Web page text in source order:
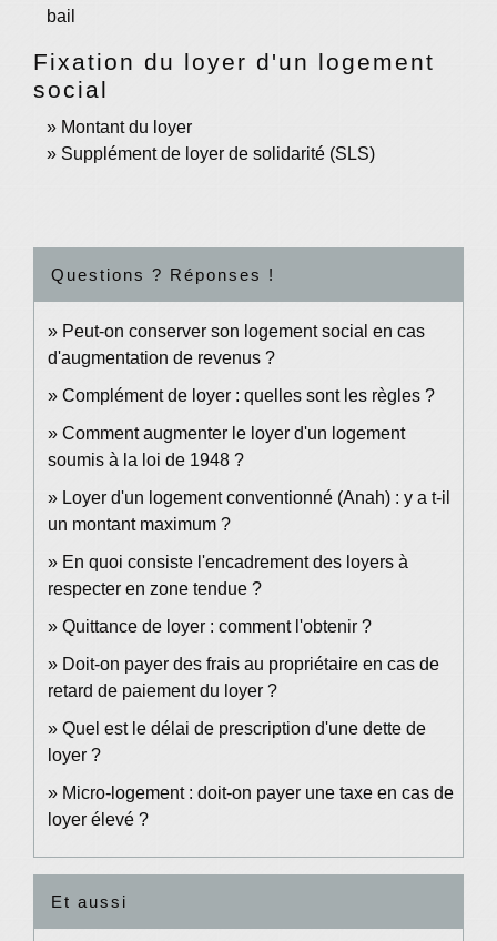
bail
Fixation du loyer d'un logement
social
Montant du loyer
Supplément de loyer de solidarité (SLS)
Questions ? Réponses !
Peut-on conserver son logement social en cas
d'augmentation de revenus ?
Complément de loyer : quelles sont les règles ?
Comment augmenter le loyer d'un logement
soumis à la loi de 1948 ?
Loyer d'un logement conventionné (Anah) : y a t-il
un montant maximum ?
En quoi consiste l'encadrement des loyers à
respecter en zone tendue ?
Quittance de loyer : comment l'obtenir ?
Doit-on payer des frais au propriétaire en cas de
retard de paiement du loyer ?
Quel est le délai de prescription d'une dette de
loyer ?
Micro-logement : doit-on payer une taxe en cas de
loyer élevé ?
Et aussi